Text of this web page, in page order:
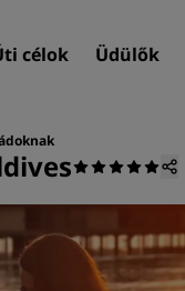
célok Üdülők